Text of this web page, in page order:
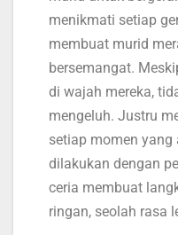
menikmati setiap
membuat murid
bersemangat.
di wajah mereka,
mengeluh. Justru
setiap momen yang
dilakukan dengan
ceria membuat
ringan, seolah rasa